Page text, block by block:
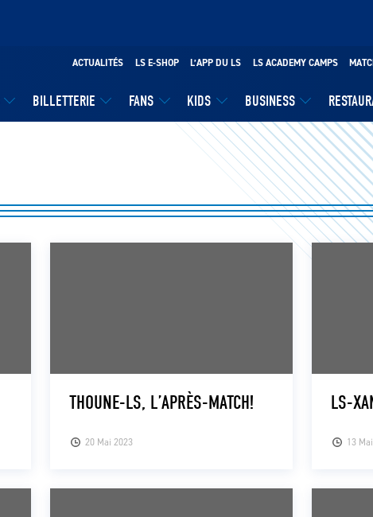
BILLETTERIE FANS KIDS BUSINESS
ACTUALITÉS LS E-SHOP L’APP DU LS LS ACADEMY CAMPS
20 Mai 2023
THOUNE-LS, L’APRÈS-MATCH!
13
LS-